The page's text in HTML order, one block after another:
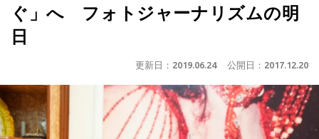
ぐ」へ フォトジャーナリズムの明
日
更新日： 2019.06.24 公開日： 2017.12.20